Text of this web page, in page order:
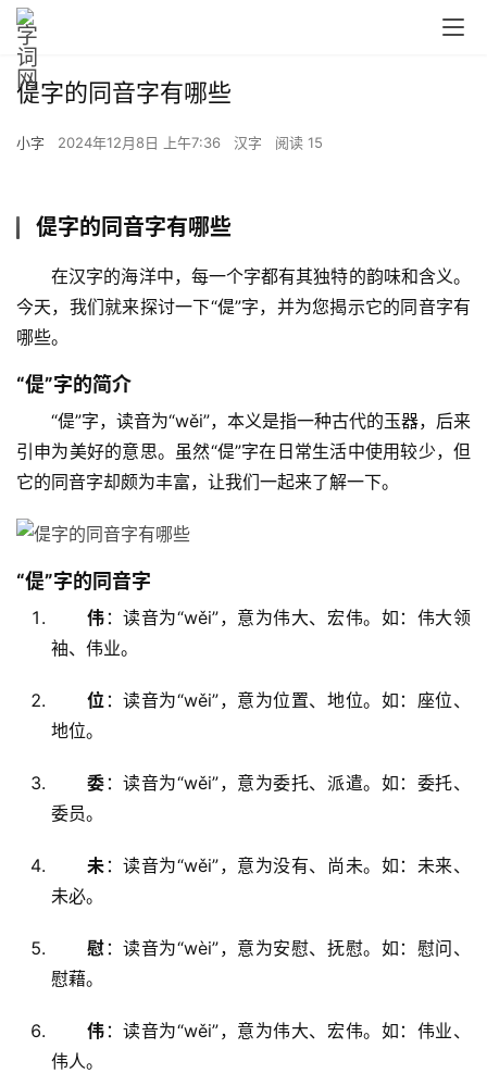
偍字的同音字有哪些
小字 2024年12月8日 上午7:36 汉字 阅读 15
偍字的同音字有哪些
在汉字的海洋中，每一个字都有其独特的韵味和含义。
今天，我们就来探讨一下“偍”字，并为您揭示它的同音字有
哪些。
“偍”字的简介
“偍”字，读音为“wěi”，本义是指一种古代的玉器，后来
引申为美好的意思。虽然“偍”字在日常生活中使用较少，但
它的同音字却颇为丰富，让我们一起来了解一下。
“偍”字的同音字
伟 ：读音为“wěi”，意为伟大、宏伟。如：伟大领
袖、伟业。
位 ：读音为“wěi”，意为位置、地位。如：座位、
地位。
委 ：读音为“wěi”，意为委托、派遣。如：委托、
委员。
未 ：读音为“wěi”，意为没有、尚未。如：未来、
未必。
慰 ：读音为“wèi”，意为安慰、抚慰。如：慰问、
慰藉。
伟 ：读音为“wěi”，意为伟大、宏伟。如：伟业、
伟人。